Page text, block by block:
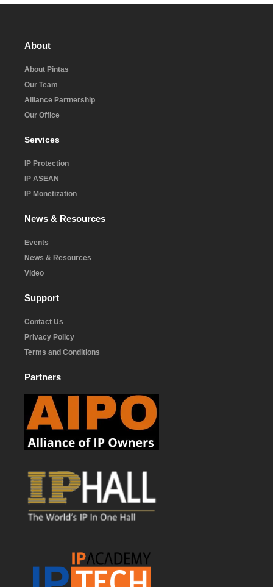
About
About Pintas
Our Team
Alliance Partnership
Our Office
Services
IP Protection
IP ASEAN
IP Monetization
News & Resources
Events
News & Resources
Video
Support
Contact Us
Privacy Policy
Terms and Conditions
Partners